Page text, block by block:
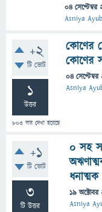
04 সেপ্টেম্বর
Asniya
+2
টি ভোট
1
উত্তর
803 বার দেখা হয়েছে
কোণের
কোণের
04
Asniya
+1
টি ভোট
3
টি উত্তর
০ সহ
19 অক্টোবর
Asniya